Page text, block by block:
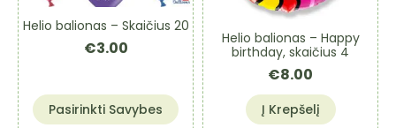
Helio balionas – Skaičius 20
€3.00
Pasirinkti Savybes
This
product
Helio balionas – Happy
birthday, skaičius 4
€8.00
Į Krepšelį